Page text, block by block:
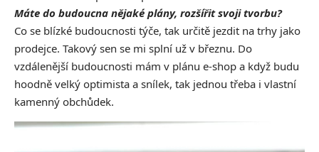
Máte do budoucna nějaké plány, rozšířit svoji tvorbu?
Co se blízké budoucnosti týče, tak určitě jezdit na trhy jako
prodejce. Takový sen se mi splní už v březnu. Do
vzdálenější budoucnosti mám v plánu e-shop a když budu
hoodně velký optimista a snílek, tak jednou třeba i vlastní
kamenný obchůdek.